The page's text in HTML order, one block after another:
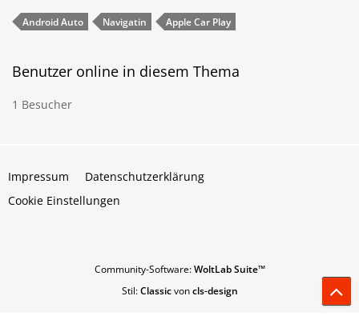
Android Auto Navigatin Apple Car Play
Benutzer online in diesem Thema
1 Besucher
Impressum
Datenschutzerklärung
Cookie Einstellungen
Community-Software:WoltLab Suite™
Stil:Classicvoncls-design